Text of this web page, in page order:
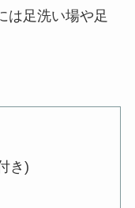
は足洗い場や足
き)